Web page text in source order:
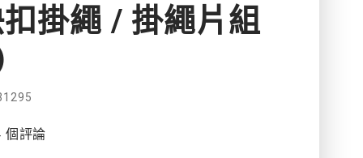
掛繩 / 掛繩片組
個評論